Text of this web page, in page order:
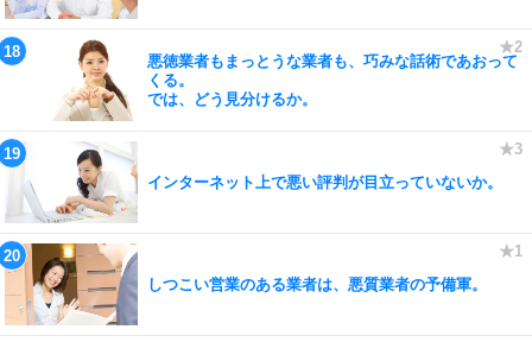
悪徳業者もまっとうな業者も、巧みな話術であおって
くる。
では、どう見分けるか。
インターネット上で悪い評判が目立っていないか。
しつこい営業のある業者は、悪質業者の予備軍。